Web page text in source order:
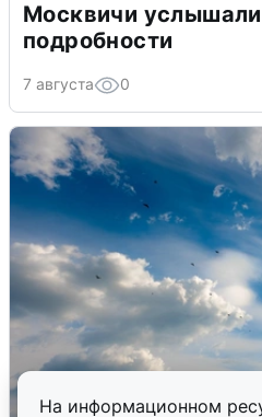
На информационном
Москвичи услышали
подробности
7 августа 0